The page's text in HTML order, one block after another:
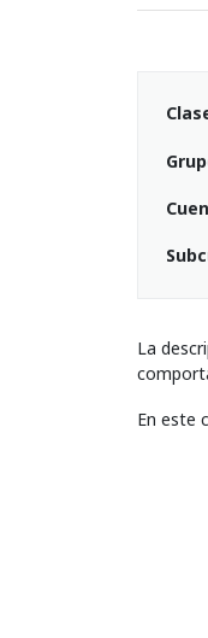
La
En este